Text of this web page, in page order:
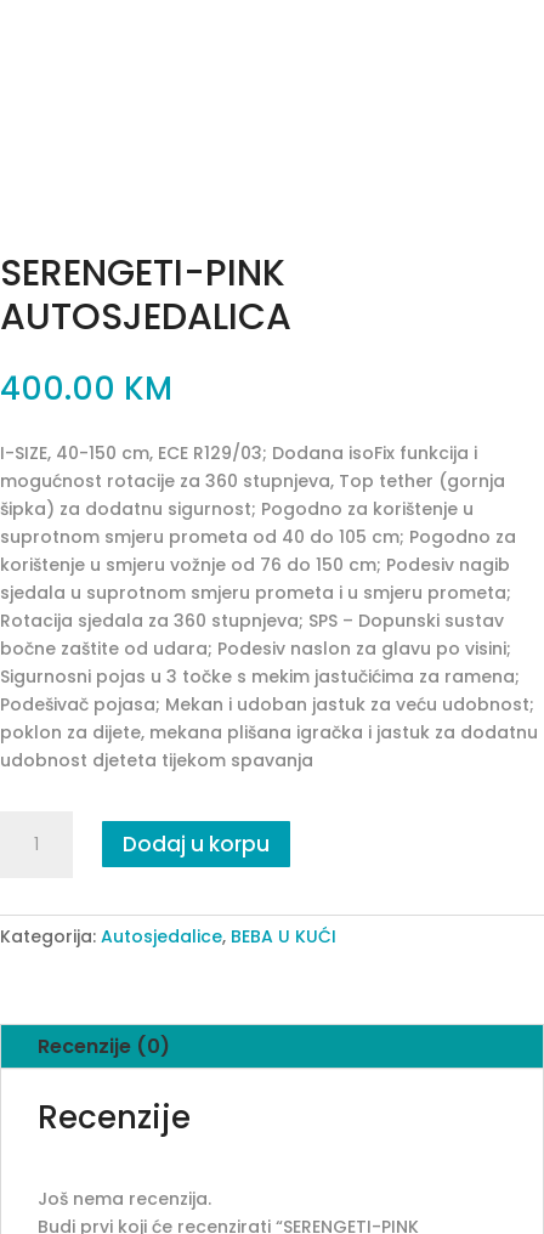
SERENGETI-PINK
AUTOSJEDALICA
400.00 KM
I-SIZE, 40-150 cm, ECE R129/03; Dodana isoFix funkcija i
mogućnost rotacije za 360 stupnjeva, Top tether (gornja
šipka) za dodatnu sigurnost; Pogodno za korištenje u
suprotnom smjeru prometa od 40 do 105 cm; Pogodno za
korištenje u smjeru vožnje od 76 do 150 cm; Podesiv nagib
sjedala u suprotnom smjeru prometa i u smjeru prometa;
Rotacija sjedala za 360 stupnjeva; SPS – Dopunski sustav
bočne zaštite od udara; Podesiv naslon za glavu po visini;
Sigurnosni pojas u 3 točke s mekim jastučićima za ramena;
Podešivač pojasa; Mekan i udoban jastuk za veću udobnost;
poklon za dijete, mekana plišana igračka i jastuk za dodatnu
udobnost djeteta tijekom spavanja
Dodaj u korpu
Kategorija: Autosjedalice, BEBA U KUĆI
Recenzije (0)
Recenzije
Još nema recenzija.
Budi prvi koji će recenzirati “SERENGETI-PINK